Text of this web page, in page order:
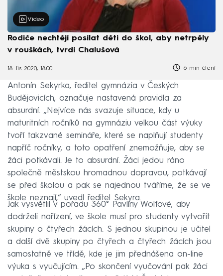
Video
Rodiče nechtějí posílat děti do škol, aby netrpěly
v rouškách, tvrdí Chalušová
18. lis 2020, 18:00 6 min čtení
Antonín Sekyrka, ředitel gymnázia v Českých
Budějovicích, označuje nastavená pravidla za
absurdní. „Nejvíce nás svazuje situace, kdy u
maturitních ročníků na gymnáziu velkou část výuky
tvoří takzvané semináře, které se naplňují studenty
napříč ročníky, a toto opatření znemožňuje, aby se
žáci potkávali. Je to absurdní. Žáci jedou ráno
společně městskou hromadnou dopravou, potkávají
se před školou a pak se najednou tváříme, že se ve
škole neznají,“ uvedl ředitel Sekyra.
Jak vysvětlil v pořadu 360° Pavlíny Wolfové, aby
dodrželi nařízení, ve škole musí pro studenty vytvořit
skupiny o čtyřech žácích. S jednou skupinou je učitel
a další dvě skupiny po čtyřech a čtyřech žácích jsou
samostatně ve třídě, kde je jim přednášena on-line
výuka s vyučujícím. „Po skončení vyučování pak žáci